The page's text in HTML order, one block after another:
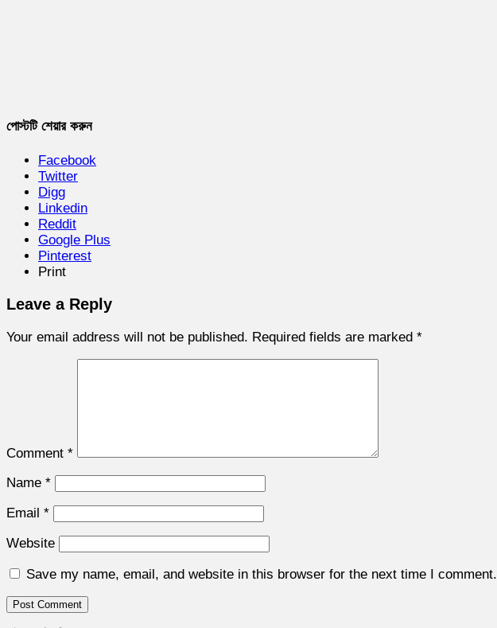
পোস্টটি শেয়ার করুন
Facebook
Twitter
Digg
Linkedin
Reddit
Google Plus
Pinterest
Print
Leave a Reply
Your email address will not be published. Required fields are marked *
Comment *
Name *
Email *
Website
Save my name, email, and website in this browser for the next time I comment.